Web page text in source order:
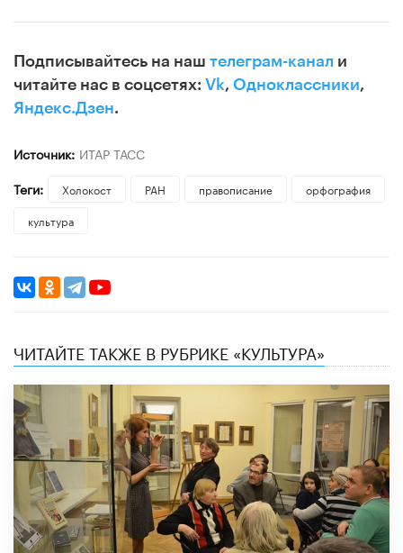
Подписывайтесь на наш телеграм-канал и
читайте нас в соцсетях: Vk, Одноклассники,
Яндекс.Дзен.
Источник: ИТАР ТАСС
Теги:
Холокост РАН правописание
орфография
культура
ЧИТАЙТЕ ТАКЖЕ В РУБРИКЕ «КУЛЬТУРА»